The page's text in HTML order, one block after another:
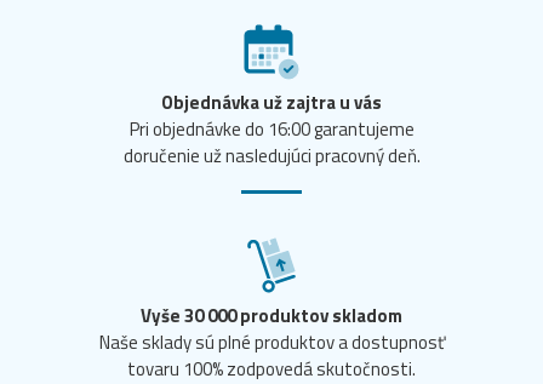
Objednávka už zajtra u vás
Pri objednávke do 16:00 garantujeme
doručenie už nasledujúci pracovný deň.
Vyše 30 000 produktov skladom
Naše sklady sú plné produktov a dostupnosť
tovaru 100% zodpovedá skutočnosti.